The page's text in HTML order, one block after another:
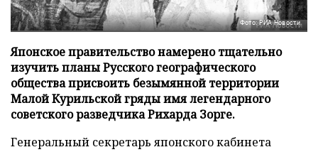
Фото: РИА Новости
Японское правительство намерено тщательно
изучить планы Русского географического
общества присвоить безымянной территории
Малой Курильской гряды имя легендарного
советского разведчика Рихарда Зорге.
Генеральный секретарь японского кабинета